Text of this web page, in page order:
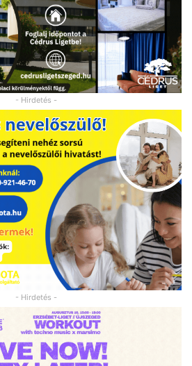
- Hirdetés -
- Hirdetés -